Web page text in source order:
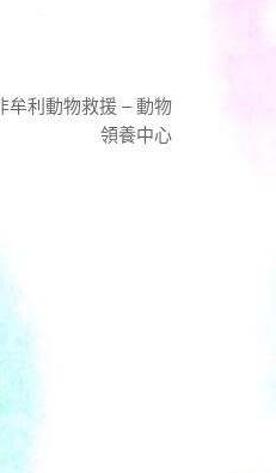
牟利動物救援 – 動物
領養中心